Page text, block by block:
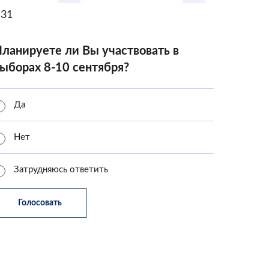
31
ли Вы участвовать в
8-10 сентября?
Да
Нет
Затрудняюсь ответить